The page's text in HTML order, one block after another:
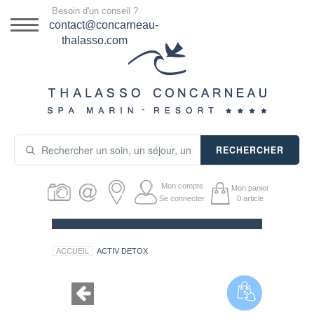
DESTINATION
SÉJOURS THALASSO
PRODUITS COSMÉTIQUES
GUIDE CADEAUX
Besoin d'un conseil ?
contact@concarneau-
thalasso.com
RECHERCHER
Mon compte
Se connecter
Mon panier
0 article
ACCUEIL ACTIV DETOX